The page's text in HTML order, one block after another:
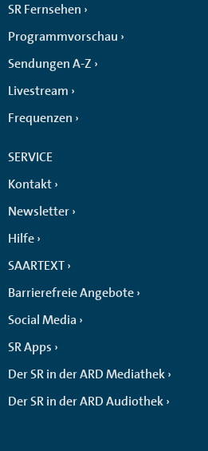
SR Fernsehen
Programmvorschau
Sendungen A-Z
Livestream
Frequenzen
SERVICE
Kontakt
Newsletter
Hilfe
SAARTEXT
Barrierefreie Angebote
Social Media
SR Apps
Der SR in der ARD Mediathek
Der SR in der ARD Audiothek